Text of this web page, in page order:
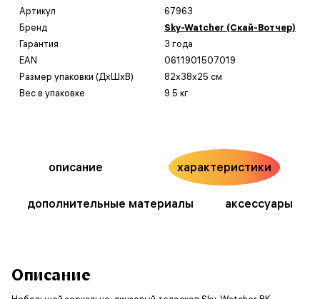
Артикул
67963
Бренд
Sky-Watcher (Скай-Вотчер)
Гарантия
3 года
EAN
0611901507019
Размер упаковки (ДxШxВ)
82x38x25 см
Вес в упаковке
9.5 кг
описание характеристики
дополнительные материалы аксессуары
Описание